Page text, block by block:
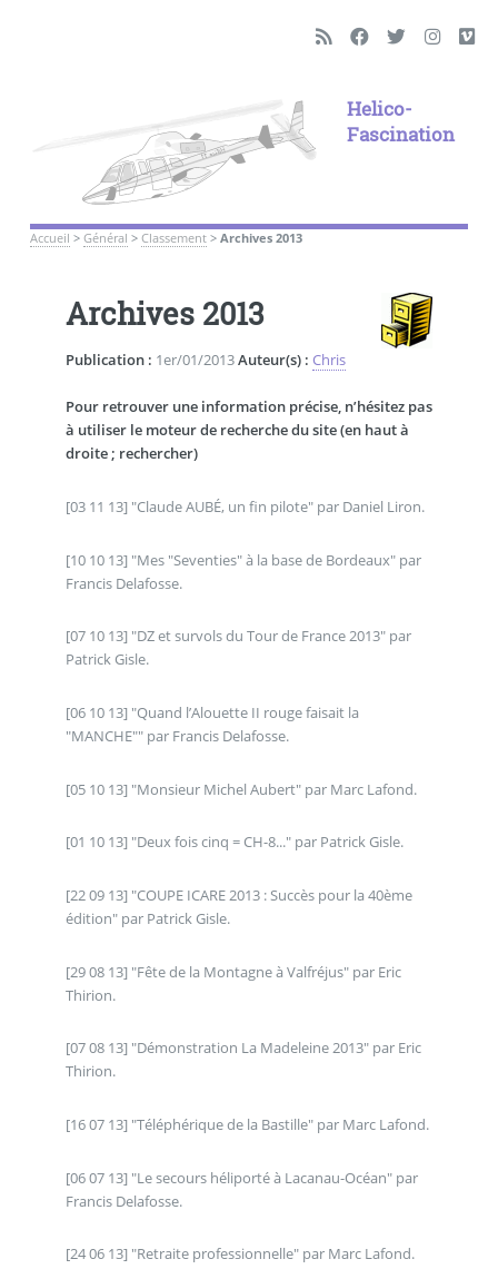
Helico-
Fascination
Accueil > Général > Classement> Archives 2013
Archives 2013
Publication : 1er/01/2013Auteur(s) : Chris
Pour retrouver une information précise, n’hésitez pas
à utiliser le moteur de recherche du site (en haut à
droite ; rechercher)
[03 11 13] "Claude AUBÉ, un fin pilote" par Daniel Liron.
[10 10 13] "Mes "Seventies" à la base de Bordeaux" par
Francis Delafosse.
[07 10 13] "DZ et survols du Tour de France 2013" par
Patrick Gisle.
[06 10 13] "Quand l’Alouette II rouge faisait la
"MANCHE"" par Francis Delafosse.
[05 10 13] "Monsieur Michel Aubert" par Marc Lafond.
[01 10 13] "Deux fois cinq = CH-8..." par Patrick Gisle.
[22 09 13] "COUPE ICARE 2013 : Succès pour la 40ème
édition" par Patrick Gisle.
[29 08 13] "Fête de la Montagne à Valfréjus" par Eric
Thirion.
[07 08 13] "Démonstration La Madeleine 2013" par Eric
Thirion.
[16 07 13] "Téléphérique de la Bastille" par Marc Lafond.
[06 07 13] "Le secours héliporté à Lacanau-Océan" par
Francis Delafosse.
[24 06 13] "Retraite professionnelle" par Marc Lafond.